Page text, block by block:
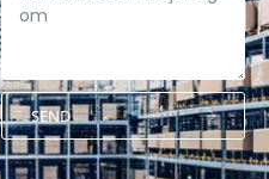
SEND
Alternative: